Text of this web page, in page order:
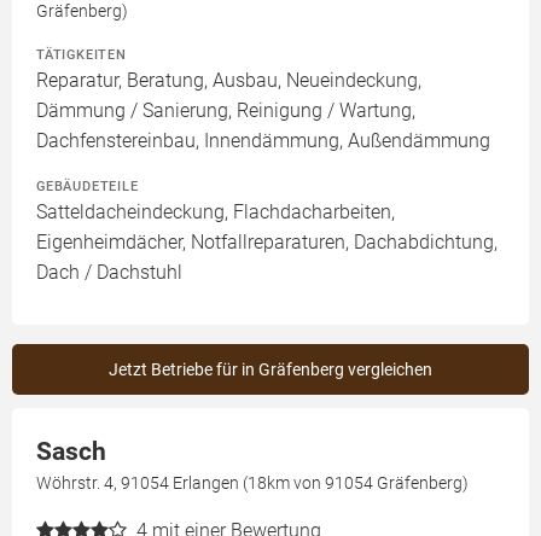
Gräfenberg)
TÄTIGKEITEN
Reparatur, Beratung, Ausbau, Neueindeckung,
Dämmung / Sanierung, Reinigung / Wartung,
Dachfenstereinbau, Innendämmung, Außendämmung
GEBÄUDETEILE
Satteldacheindeckung, Flachdacharbeiten,
Eigenheimdächer, Notfallreparaturen, Dachabdichtung,
Dach / Dachstuhl
Jetzt Betriebe für in Gräfenberg vergleichen
Sasch
Wöhrstr. 4, 91054 Erlangen (18km von 91054 Gräfenberg)
4 mit einer Bewertung